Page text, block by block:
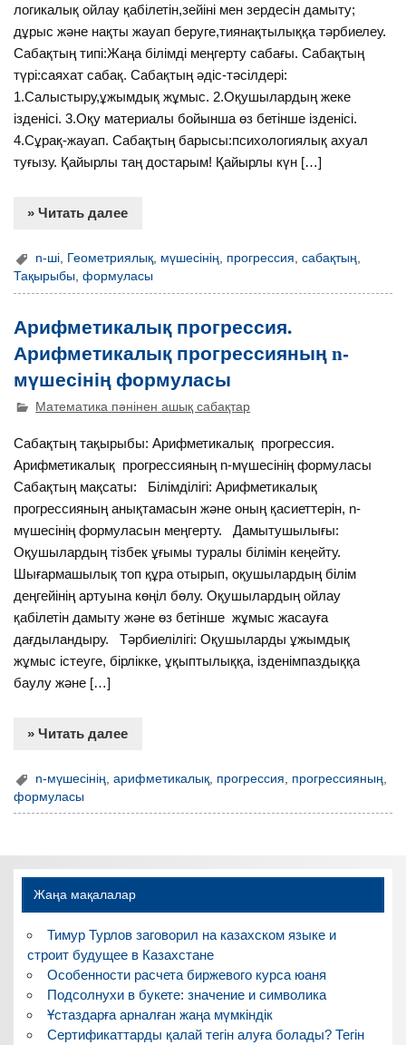
логикалық ойлау қабілетін,зейіні мен зердесін дамыту;
дұрыс және нақты жауап беруге,тиянақтылыққа тәрбиелеу.
Сабақтың типі:Жаңа білімді меңгерту сабағы. Сабақтың
түрі:саяхат сабақ. Сабақтың әдіс-тәсілдері:
1.Салыстыру,ұжымдық жұмыс. 2.Оқушылардың жеке
ізденісі. 3.Оқу материалы бойынша өз бетінше ізденісі.
4.Сұрақ-жауап. Сабақтың барысы:психологиялық ахуал
туғызу. Қайырлы таң достарым! Қайырлы күн […]
» Читать далее
n-ші Геометриялық мүшесінің прогрессия ,сабақтың
Тақырыбы,формуласы
Арифметикалық прогрессия.
Арифметикалық прогрессияның n-
мүшесінің формуласы
Математика пәнінен ашық сабақтар
Сабақтың тақырыбы: Арифметикалық прогрессия.
Арифметикалық прогрессияның n-мүшесінің формуласы
Сабақтың мақсаты: Білімділігі: Арифметикалық
прогрессияның анықтамасын және оның қасиеттерін, n-
мүшесінің формуласын меңгерту. Дамытушылығы:
Оқушылардың тізбек ұғымы туралы білімін кеңейту.
Шығармашылық топ құра отырып, оқушылардың білім
деңгейінің артуына көңіл бөлу. Оқушылардың ойлау
қабілетін дамыту және өз бетінше жұмыс жасауға
дағдыландыру. Тәрбиелілігі: Оқушыларды ұжымдық
жұмыс істеуге, бірлікке, ұқыптылыққа, ізденімпаздыққа
баулу және […]
» Читать далее
n-мүшесінің ,арифметикалық прогрессия прогрессияның
формуласы
Жаңа мақалалар
Тимур Турлов заговорил на казахском языке и
строит будущее в Казахстане
Особенности расчета биржевого курса юаня
Подсолнухи в букете: значение и символика
Ұстаздарға арналған жаңа мүмкіндік
Сертификаттарды қалай тегін алуға болады? Тегін